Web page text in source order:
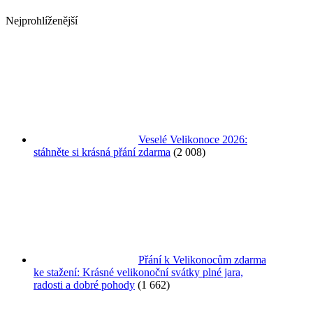
Nejprohlíženější
Veselé Velikonoce 2026:
stáhněte si krásná přání zdarma (2 008)
Přání k Velikonocům zdarma
ke stažení: Krásné velikonoční svátky plné jara,
radosti a dobré pohody (1 662)